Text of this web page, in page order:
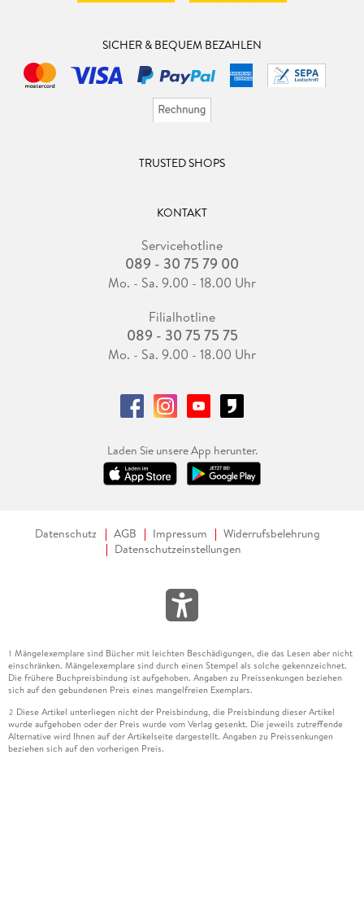
SICHER & BEQUEM BEZAHLEN
TRUSTED SHOPS
KONTAKT
Servicehotline
089 - 30 75 79 00
Mo. - Sa. 9.00 - 18.00 Uhr
Filialhotline
089 - 30 75 75 75
Mo. - Sa. 9.00 - 18.00 Uhr
Laden Sie unsere App herunter.
Datenschutz AGB Impressum
Widerrufsbelehrung
Datenschutzeinstellungen
1 Mängelexemplare sind Bücher mit leichten Beschädigungen, die das Lesen aber nicht
einschränken. Mängelexemplare sind durch einen Stempel als solche gekennzeichnet.
Die frühere Buchpreisbindung ist aufgehoben. Angaben zu Preissenkungen beziehen
sich auf den gebundenen Preis eines mangelfreien Exemplars.
2 Diese Artikel unterliegen nicht der Preisbindung, die Preisbindung dieser Artikel
wurde aufgehoben oder der Preis wurde vom Verlag gesenkt. Die jeweils zutreffende
Alternative wird Ihnen auf der Artikelseite dargestellt. Angaben zu Preissenkungen
beziehen sich auf den vorherigen Preis.